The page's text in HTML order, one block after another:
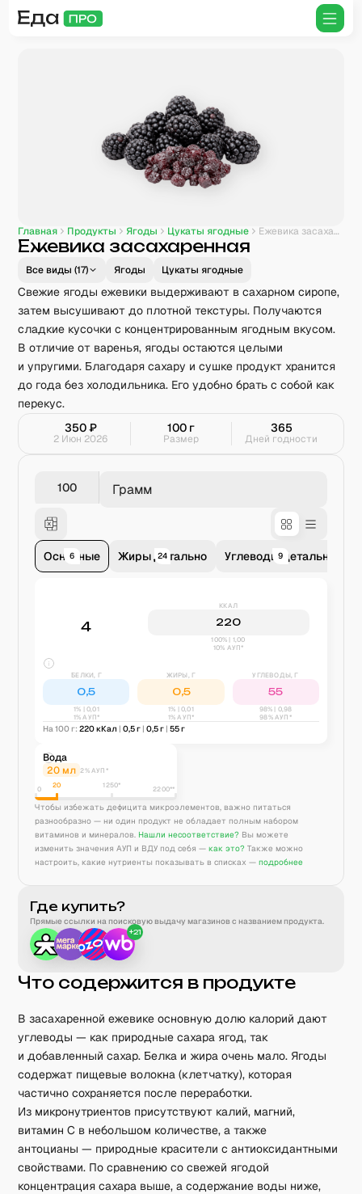
Главная Продукты Ягоды Цукаты ягодные Ежевика засахаренная
Ежевика засахаренная
Все виды (17) Ягоды Цукаты ягодные
Свежие ягоды ежевики выдерживают в сахарном сиропе,
затем высушивают до плотной текстуры. Получаются
сладкие кусочки с концентрированным ягодным вкусом.
В отличие от варенья, ягоды остаются целыми
и упругими. Благодаря сахару и сушке продукт хранится
до года без холодильника. Его удобно брать с собой как
перекус.
350₽
2 Июн 2026
100 г
Размер
365
Дней годности
Грамм
Основные
6 Жиры детально
24 Углеводы детально
9
4
ККАЛ
220
100% | 1,00
10% АУП*
БЕЛКИ, Г
0,5
1% |0,01
1% АУП*
ЖИРЫ, Г
0,5
1% |0,01
1% АУП*
УГЛЕВОДЫ, Г
55
98% | 0,98
98% АУП*
На 100 г: 220кКал | 0,5г | 0,5г | 55г
Вода
20 мл 2% АУП*
0 20 1250* 2200**
Чтобы избежать дефицита микроэлементов, важно питаться
разнообразно — ни один продукт не обладает полным набором
витаминов и минералов. Нашли несоответствие? Вы можете
изменить значения АУП и ВДУ под себя — как это? Также можно
настроить, какие нутриенты показывать в списках — подробнее
Где купить?
Прямые ссылки на поисковую выдачу магазинов с названием продукта.
+21
Что содержится в продукте
В засахаренной ежевике основную долю калорий дают
углеводы — как природные сахара ягод, так
и добавленный сахар. Белка и жира очень мало. Ягоды
содержат пищевые волокна (клетчатку), которая
частично сохраняется после переработки.
Из микронутриентов присутствуют калий, магний,
витамин C в небольшом количестве, а также
антоцианы — природные красители с антиоксидантными
свойствами. По сравнению со свежей ягодой
концентрация сахара выше, а содержание воды ниже,